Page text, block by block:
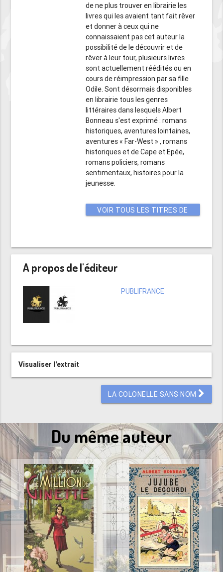
de ne plus trouver en librairie les
livres qui les avaient tant fait rêver
et donner à ceux qui ne
connaissaient pas cet auteur la
possibilité de le découvrir et de
rêver à leur tour, plusieurs livres
sont actuellement réédités ou en
cours de réimpression par sa fille
Odile. Sont désormais disponibles
en librairie tous les genres
littéraires dans lesquels Albert
Bonneau s'est exprimé : romans
historiques, aventures lointaines,
aventures « Far-West » , romans
historiques et de Cape et Epée,
romans policiers, romans
sentimentaux, histoires pour la
jeunesse.
VOIR TOUS LES TITRES DE
A propos de l'éditeur
PUBLIFRANCE
Visualiser l'extrait
LA COLONELLE SANS NOM
Du même auteur